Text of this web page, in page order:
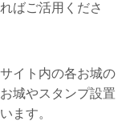
ばご活用くださ
イト内の各お城の
城やスタンプ設置
ます。